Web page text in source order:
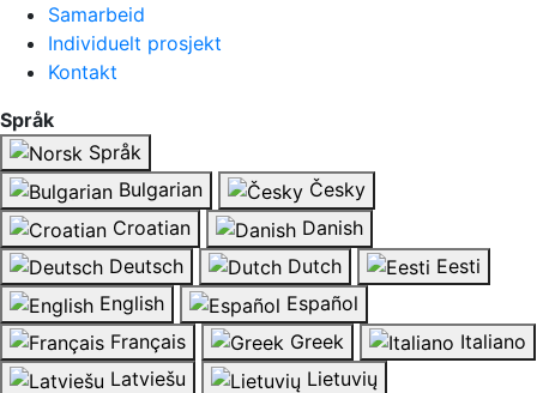
Samarbeid
Individuelt prosjekt
Kontakt
Språk
Språk
Bulgarian
Česky
Croatian
Danish
Deutsch
Dutch
Eesti
English
Español
Français
Greek
Italiano
Latviešu
Lietuvių